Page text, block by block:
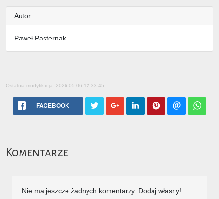
Autor
Paweł Pasternak
Ostatnia modyfikacja: 2026-05-06 12:33:45
FACEBOOK
Komentarze
Nie ma jeszcze żadnych komentarzy. Dodaj własny!